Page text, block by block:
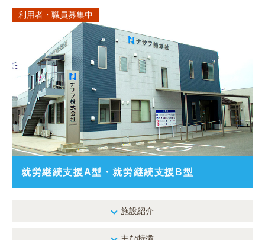
利用者・職員募集中
就労継続支援A型・就労継続支援B型
施設紹介